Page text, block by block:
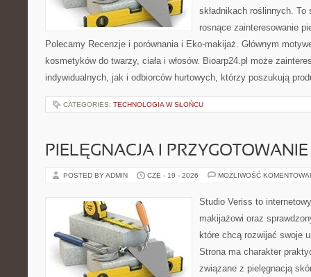
składnikach roślinnych.
rosnące zainteresowanie
Polecamy Recenzje i porównania i Eko-makijaż. Głównym
kosmetyków do twarzy, ciała i włosów. Bioarp24.pl może
indywidualnych, jak i odbiorców hurtowych, którzy poszukują
CATEGORIES: TECHNOLOGIA W SŁOŃCU
PIELĘGNACJA I
POSTED BY ADMIN CZE - 19 - 2026 MOŻLIWOŚĆ
Studio Veriss to
makijażowi oraz
które chcą rozwijać swoje
Strona ma charakter
związane z pielęgnacją